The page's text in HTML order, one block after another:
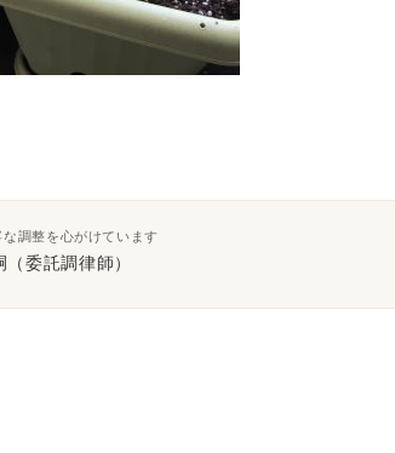
調整を心がけています
委託調律師）